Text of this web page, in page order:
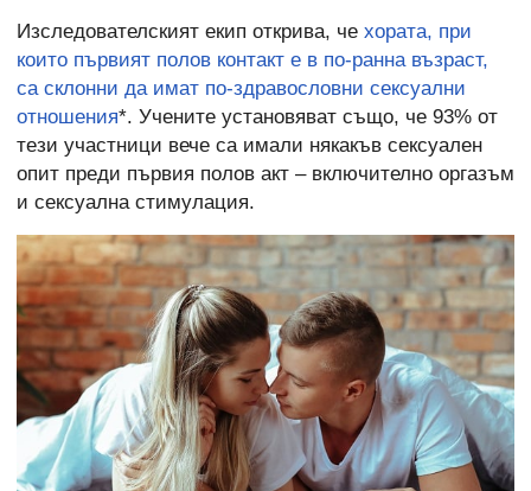
Изследователският екип открива, че хората, при
които първият полов контакт е в по-ранна възраст,
са склонни да имат по-здравословни сексуални
отношения*. Учените установяват също, че 93% от
тези участници вече са имали някакъв сексуален
опит преди първия полов акт – включително оргазъм
и сексуална стимулация.